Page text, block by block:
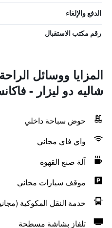
الدفع والإلغاء
رقم مكتب الاستقبال
المزايا ووسائل
شاليه دو ليزار -
حوض سباحة داخلي
واي فاي مجاني
آلة صنع القهوة
موقف سيارات مجاني
خدمة النقل المكوكية
تلفاز بشاشة مسطحة